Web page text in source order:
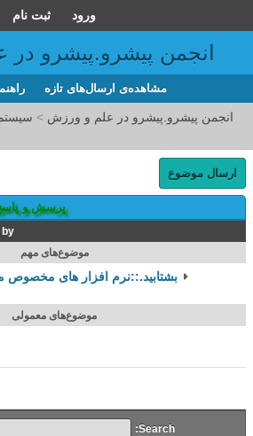
ورود ثبت نام
انجمن پیشرو.پیشرو
مشاهده‌ی ارسال‌های تازه‌
انجمن پیشرو.پیشرو در علم و ورزش >
ارسال موضوع
پرسش و
موضوع‌های مهم
بشتابید.::نرم افزار های مخصوص
موضوع‌های معمولی
Search: